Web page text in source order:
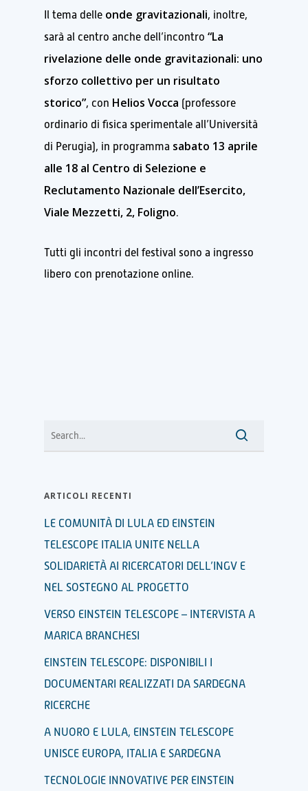
Il tema delle onde gravitazionali, inoltre,
sarà al centro anche dell’incontro “La
rivelazione delle onde gravitazionali: uno
sforzo collettivo per un risultato
storico”, con Helios Vocca (professore
ordinario di fisica sperimentale all’Università
di Perugia), in programma sabato 13 aprile
alle 18 al Centro di Selezione e
Reclutamento Nazionale dell’Esercito,
Viale Mezzetti, 2, Foligno.
Tutti gli incontri del festival sono a ingresso
libero con prenotazione online.
ARTICOLI RECENTI
LE COMUNITÀ DI LULA ED EINSTEIN
TELESCOPE ITALIA UNITE NELLA
SOLIDARIETÀ AI RICERCATORI DELL’INGV E
NEL SOSTEGNO AL PROGETTO
VERSO EINSTEIN TELESCOPE – INTERVISTA A
MARICA BRANCHESI
EINSTEIN TELESCOPE: DISPONIBILI I
DOCUMENTARI REALIZZATI DA SARDEGNA
RICERCHE
A NUORO E LULA, EINSTEIN TELESCOPE
UNISCE EUROPA, ITALIA E SARDEGNA
TECNOLOGIE INNOVATIVE PER EINSTEIN